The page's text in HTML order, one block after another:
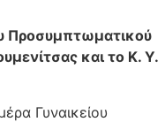
Προσυμπτωματικού
και το Κ. Υ.
Γυναικείου